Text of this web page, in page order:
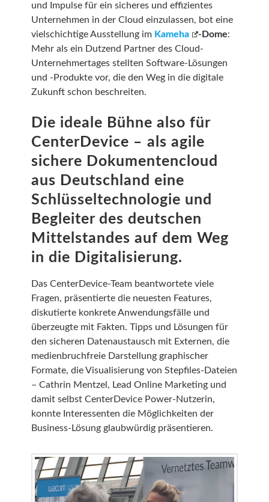
und Impulse für ein sicheres und effizientes
Unternehmen in der Cloud einzulassen, bot eine
vielschichtige Ausstellung im Kameha -Dome:
Mehr als ein Dutzend Partner des Cloud-
Unternehmertages stellten Software-Lösungen
und -Produkte vor, die den Weg in die digitale
Zukunft schon beschreiten.
Die ideale Bühne also für
CenterDevice – als agile
sichere Dokumentencloud
aus Deutschland eine
Schlüsseltechnologie und
Begleiter des deutschen
Mittelstandes auf dem Weg
in die Digitalisierung.
Das CenterDevice-Team beantwortete viele
Fragen, präsentierte die neuesten Features,
diskutierte konkrete Anwendungsfälle und
überzeugte mit Fakten. Tipps und Lösungen für
den sicheren Datenaustausch mit Externen, die
medienbruchfreie Darstellung graphischer
Formate, die Visualisierung von Stepfiles-Dateien
– Cathrin Mentzel, Lead Online Marketing und
damit selbst CenterDevice Power-Nutzerin,
konnte Interessenten die Möglichkeiten der
Business-Lösung glaubwürdig präsentieren.